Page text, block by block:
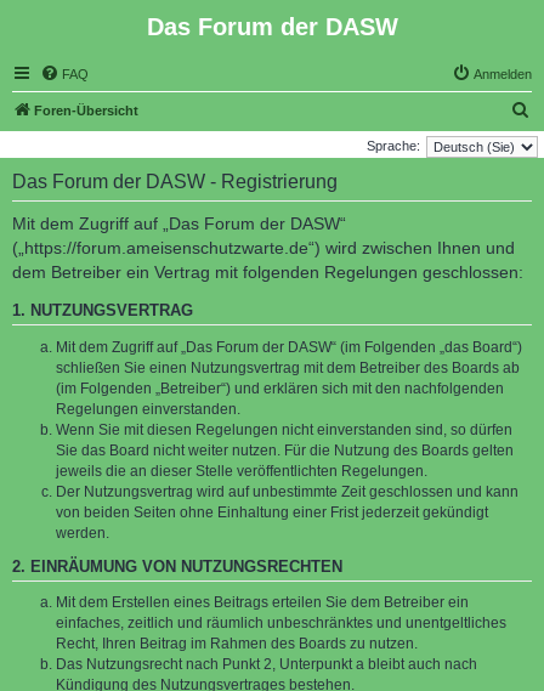
Das Forum der DASW
FAQ Anmelden
Foren-Übersicht
u
Sprache:
Das Forum der DASW - Registrierung
Mit dem Zugriff auf „Das Forum der DASW“
(„https://forum.ameisenschutzwarte.de“) wird zwischen Ihnen und
dem Betreiber ein Vertrag mit folgenden Regelungen geschlossen:
1. NUTZUNGSVERTRAG
Mit dem Zugriff auf „Das Forum der DASW“ (im Folgenden „das Board“)
schließen Sie einen Nutzungsvertrag mit dem Betreiber des Boards ab
(im Folgenden „Betreiber“) und erklären sich mit den nachfolgenden
Regelungen einverstanden.
Wenn Sie mit diesen Regelungen nicht einverstanden sind, so dürfen
Sie das Board nicht weiter nutzen. Für die Nutzung des Boards gelten
jeweils die an dieser Stelle veröffentlichten Regelungen.
Der Nutzungsvertrag wird auf unbestimmte Zeit geschlossen und kann
von beiden Seiten ohne Einhaltung einer Frist jederzeit gekündigt
werden.
2. EINRÄUMUNG VON NUTZUNGSRECHTEN
Mit dem Erstellen eines Beitrags erteilen Sie dem Betreiber ein
einfaches, zeitlich und räumlich unbeschränktes und unentgeltliches
Recht, Ihren Beitrag im Rahmen des Boards zu nutzen.
Das Nutzungsrecht nach Punkt 2, Unterpunkt a bleibt auch nach
Kündigung des Nutzungsvertrages bestehen.